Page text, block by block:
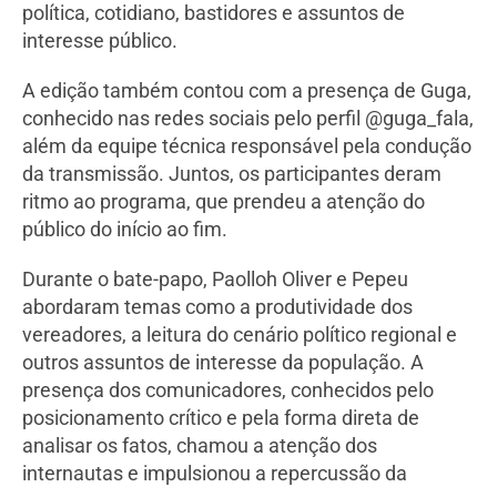
política, cotidiano, bastidores e assuntos de
interesse público.
A edição também contou com a presença de Guga,
conhecido nas redes sociais pelo perfil @guga_fala,
além da equipe técnica responsável pela condução
da transmissão. Juntos, os participantes deram
ritmo ao programa, que prendeu a atenção do
público do início ao fim.
Durante o bate-papo, Paolloh Oliver e Pepeu
abordaram temas como a produtividade dos
vereadores, a leitura do cenário político regional e
outros assuntos de interesse da população. A
presença dos comunicadores, conhecidos pelo
posicionamento crítico e pela forma direta de
analisar os fatos, chamou a atenção dos
internautas e impulsionou a repercussão da